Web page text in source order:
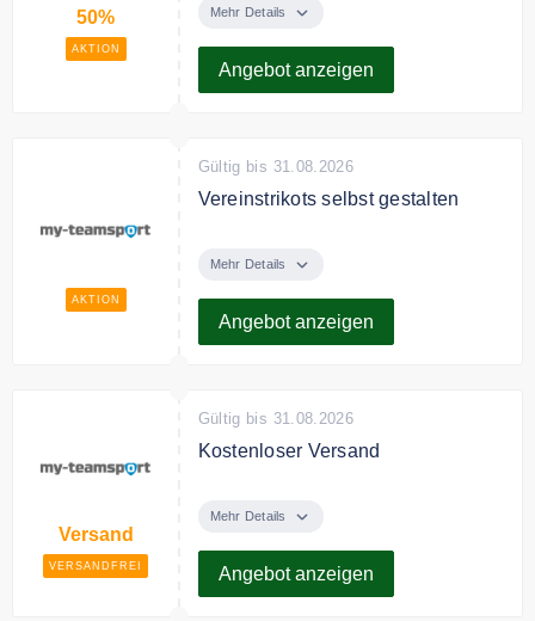
50%
AKTION
Artikel bei my-teamsport.
Mehr Details
Angebot anzeigen
AKTION
Gültig bis 31.08.2026
Vereinstrikots selbst gestalten
Stück oder für die Mannschaft
günstig online bedrucken lassen.
Mehr Details
Angebot anzeigen
Versand
VERSANDFREI
Gültig bis 31.08.2026
Kostenloser Versand
teamsport kostenfrei innerhalb
Mehr Details
Angebot anzeigen